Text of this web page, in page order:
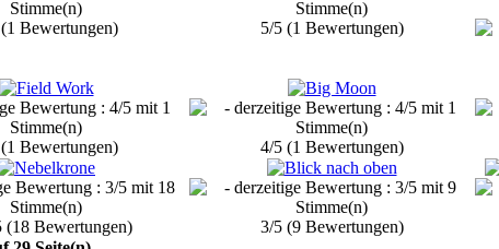
Bewertungen) 5/5 (1 Bewertungen)
Bewertungen) 4/5 (1 Bewertungen)
(18 Bewertungen) 3/5 (9 Bewertungen)